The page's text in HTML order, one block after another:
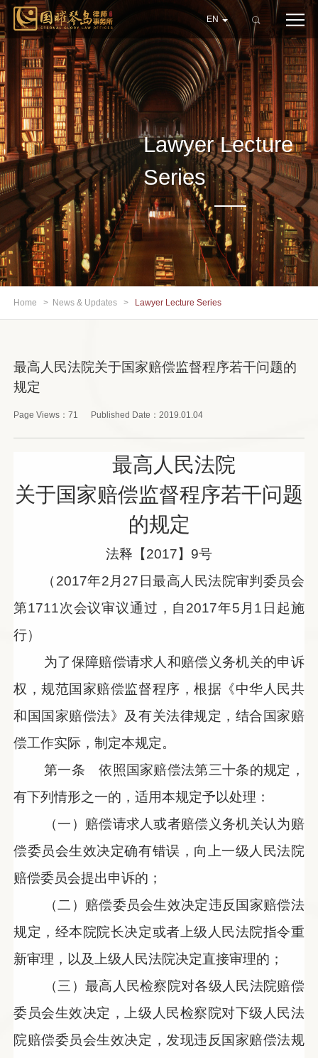
EN
Lawyer Lecture
Series
Home > News & Updates > Lawyer Lecture Series
最高人民法院关于国家赔偿监督程序若干问题的
规定
Page Views：71 Published Date：2019.01.04
最高人民法院
关于国家赔偿监督程序若干问题
的规定
法释【2017】9号
（2017年2月27 日最高人民法院审判委员会
第1711次会议审议通过，自2017年5月1日起施
行）
为了保障赔偿请求人和赔偿义务机关的申诉
权，规范国家赔偿监督程序，根据《中华人民共
和国国家赔偿法》及有关法律规定，结合国家赔
偿工作实际，制定本规定。
第一条 依照国家赔偿法第三十条的规定，
有下列情形之一的，适用本规定予以处理：
（一）赔偿请求人或者赔偿义务机关认为赔
偿委员会生效决定确有错误，向上一级人民法院
赔偿委员会提出申诉的；
（二）赔偿委员会生效决定违反国家赔偿法
规定，经本院院长决定或者上级人民法院指令重
新审理，以及上级人民法院决定直接审理的；
（三）最高人民检察院对各级人民法院赔偿
委员会生效决定，上级人民检察院对下级人民法
院赔偿委员会生效决定，发现违反国家赔偿法规